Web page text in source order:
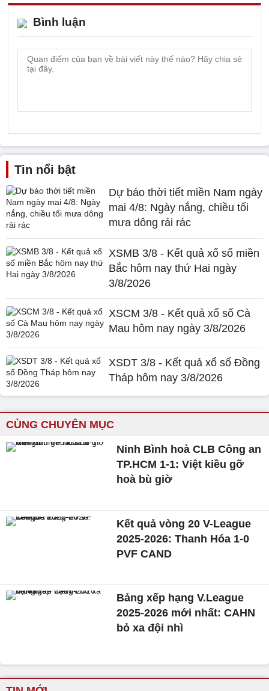
Bình luận
Tin nổi bật
Dự báo thời tiết miền Nam ngày
mai 4/8: Ngày nắng, chiều tối
mưa dông rải rác
XSMB 3/8 - Kết quả xổ số miền
Bắc hôm nay thứ Hai ngày
3/8/2026
XSCM 3/8 - Kết quả xổ số Cà
Mau hôm nay ngày 3/8/2026
XSDT 3/8 - Kết quả xổ số Đồng
Tháp hôm nay 3/8/2026
CÙNG CHUYÊN MỤC
Ninh Bình hoà CLB Công an
TP.HCM 1-1: Việt kiều gỡ
hoà bù giờ
Kết quả vòng 20 V-League
2025-2026: Thanh Hóa 1-0
PVF CAND
Bảng xếp hạng V.League
2025-2026 mới nhất: CAHN
bỏ xa đội nhì